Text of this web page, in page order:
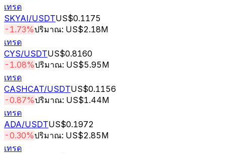
เทรด
SKYAI/USDTUS$0.1175
-1.73%ปริมาณ: US$2.18M
เทรด
CYS/USDTUS$0.8160
-1.08%ปริมาณ: US$5.95M
เทรด
CASHCAT/USDTUS$0.1156
-0.87%ปริมาณ: US$1.44M
เทรด
ADA/USDTUS$0.1972
-0.30%ปริมาณ: US$2.85M
เทรด